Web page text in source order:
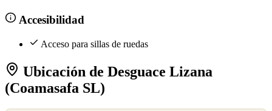
Accesibilidad
Acceso para sillas de ruedas
Ubicación de Desguace Lizana
(Coamasafa SL)